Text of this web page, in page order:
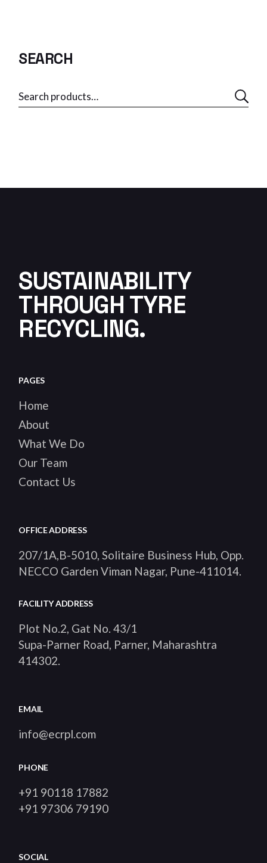
SEARCH
SUSTAINABILITY
THROUGH TYRE
RECYCLING.
PAGES
Home
About
What We Do
Our Team
Contact Us
OFFICE ADDRESS
207/1A,B-5010, Solitaire Business Hub, Opp.
NECCO Garden Viman Nagar, Pune-411014
FACILITY ADDRESS
Plot No.2, Gat No. 43/1
Supa-Parner Road, Parner, Maharashtra
414302
EMAIL
info@ecrpl.com
PHONE
+91 90118 17882
+91 97306 79190
SOCIAL